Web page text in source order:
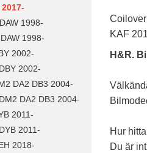
KAF
H&R.
Hur
Du är
1998-
1998-
2002-
2002-
DA2 DB3 2004-
DA2 DB3 2004-
2011-
2011-
2018-